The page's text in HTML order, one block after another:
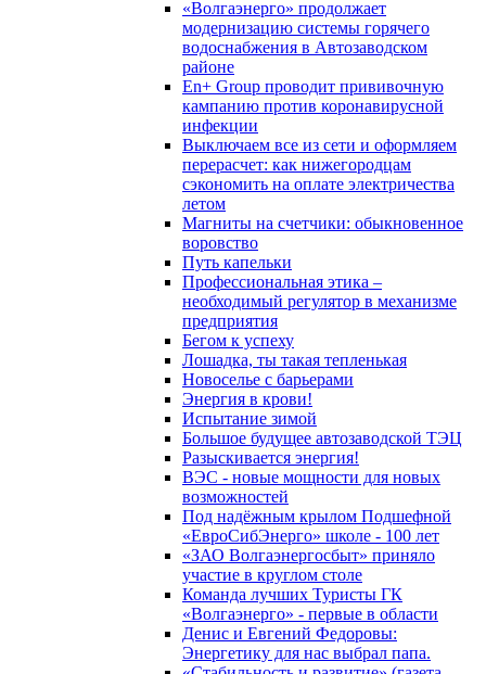
«Волгаэнерго» продолжает
модернизацию системы горячего
водоснабжения в Автозаводском
районе
En+ Group проводит прививочную
кампанию против коронавирусной
инфекции
Выключаем все из сети и оформляем
перерасчет: как нижегородцам
сэкономить на оплате электричества
летом
Магниты на счетчики: обыкновенное
воровство
Путь капельки
Профессиональная этика –
необходимый регулятор в механизме
предприятия
Бегом к успеху
Лошадка, ты такая тепленькая
Новоселье с барьерами
Энергия в крови!
Испытание зимой
Большое будущее автозаводской ТЭЦ
Разыскивается энергия!
ВЭС - новые мощности для новых
возможностей
Под надёжным крылом Подшефной
«ЕвроСибЭнерго» школе - 100 лет
«ЗАО Волгаэнергосбыт» приняло
участие в круглом столе
Команда лучших Туристы ГК
«Волгаэнерго» - первые в области
Денис и Евгений Федоровы:
Энергетику для нас выбрал папа.